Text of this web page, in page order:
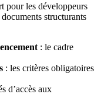
pour les développeurs
structurants
: le cadre
: les critères obligatoires
d’accès aux